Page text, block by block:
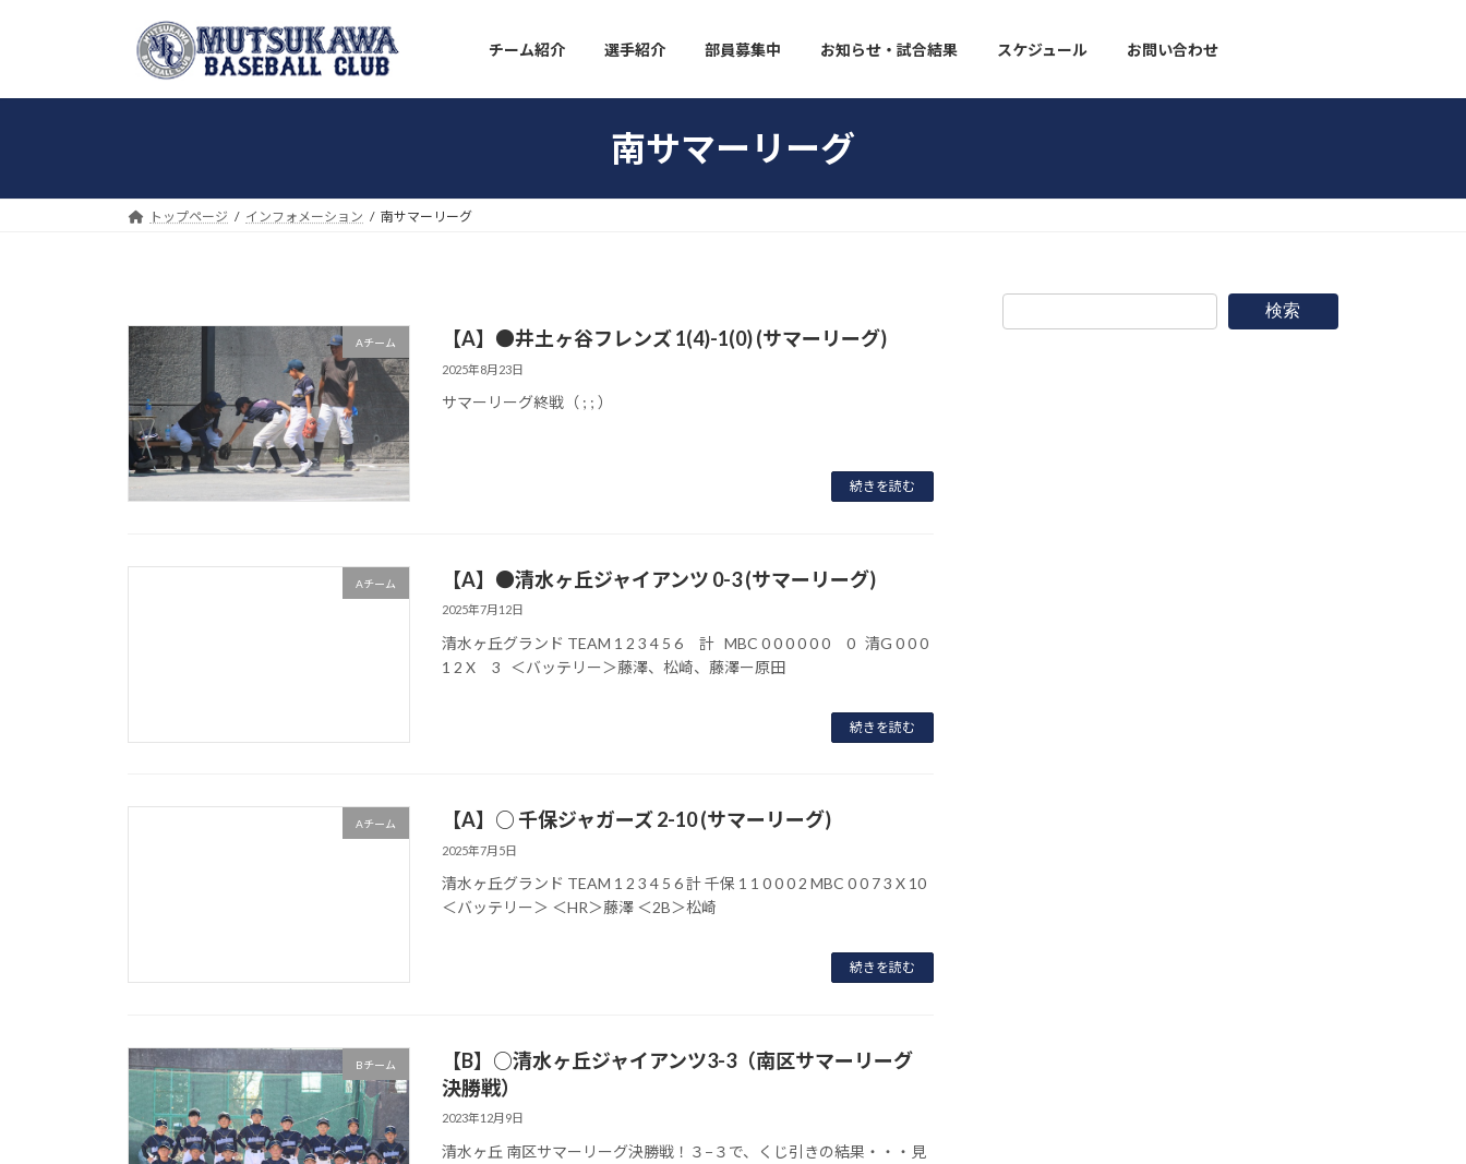
キ
に
チーム紹介 選手紹介 部員募集中 お知らせ・試合結果 スケジュール お問い合わせ
南サマーリーグ
トップページ インフォメーション 南サマーリーグ
Aチーム 【A】●井土ヶ谷フレンズ 1(4)-1(0) (サマーリーグ)
2025年8月23日
サマーリーグ終戦（ ; ; ）
続きを読む
Aチーム 【A】●清水ヶ丘ジャイアンツ 0-3 (サマーリーグ)
2025年7月12日
清水ヶ丘グランド TEAM 1 2 3 4 5 6 計 MBC 0 0 0 0 0 0 0 清G 0 0 0
1 2 X 3 ＜バッテリー＞藤澤、松崎、藤澤ー原田
続きを読む
Aチーム 【A】○ 千保ジャガーズ 2-10 (サマーリーグ)
2025年7月5日
清水ヶ丘グランド TEAM 1 2 3 4 5 6 計 千保 1 1 0 0 0 2 MBC 0 0 7 3 X 10
＜バッテリー＞ ＜HR＞藤澤 ＜2B＞松崎
続きを読む
Bチーム
【B】○清水ヶ丘ジャイアンツ3-3（南区サマーリーグ
決勝戦）
2023年12月9日
清水ヶ丘 南区サマーリーグ決勝戦！３−３で、くじ引きの結果・・・見
検索